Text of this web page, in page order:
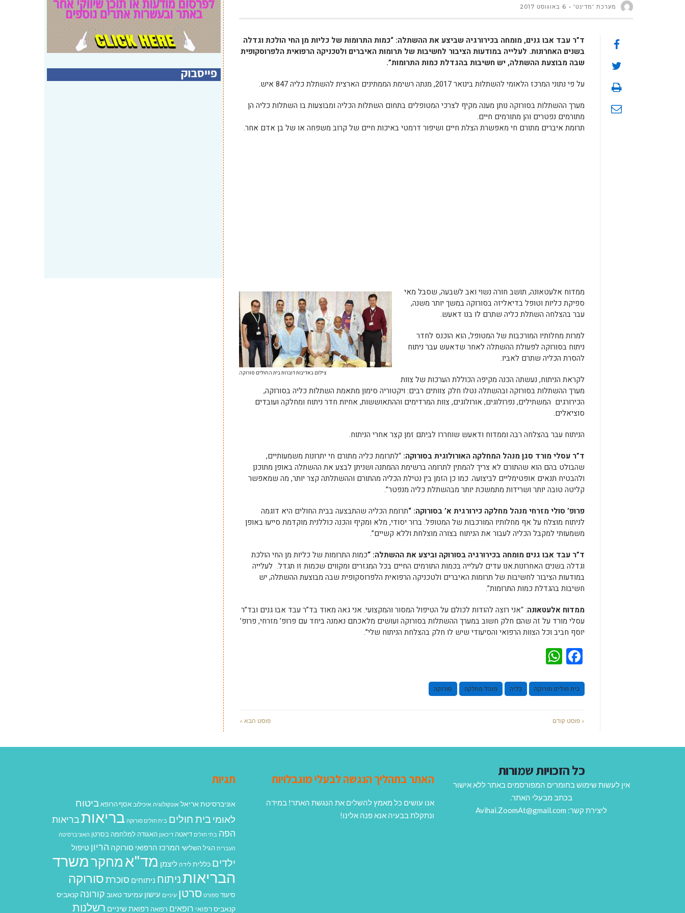
מערכת 'מדינט' 6 באוגוסט 2017
ד”ר עבד אבו גנים, מומחה בכירורגיה שביצע את ההשתלה: “כמות התרומות של כליות מן החי הולכת וגדלה
בשנים האחרונות. לעלייה במודעות הציבור לחשיבות של תרומות האיברים ולטכניקה הרפואית הלפרוסקופית
שבה מבוצעת ההשתלה, יש חשיבות בהגדלת כמות התרומות”.
על פי נתוני המרכז הלאומי להשתלות בינואר 2017, מנתה רשימת הממתינים הארצית להשתלת כליה 847 איש.
מערך ההשתלות בסורוקה נותן מענה מקיף לצרכי המטופלים בתחום השתלות הכליה ומבוצעות בו השתלות כליה הן
מתורמים נפטרים והן מתורמים חיים.
תרומת איברים מתורם חי מאפשרת הצלת חיים ושיפור דרמטי באיכות חיים של קרוב משפחה או של בן אדם אחר.
צילום באדיבות דוברות בית החולים סורוקה
ממדוח אלעטאונה, תושב חורה נשוי ואב לשבעה, שסבל מאי
ספיקת כליות וטופל בדיאליזה בסורוקה במשך יותר משנה,
עבר בהצלחה השתלת כליה שתרם לו בנו דאעש.
למרות מחלותיו המורכבות של המטופל, הוא הוכנס לחדר
ניתוח בסורוקה לפעולת ההשתלה לאחר שדאעש עבר ניתוח
להסרת הכליה שתרם לאביו.
לקראת הניתוח, נעשתה הכנה מקיפה הכוללת הערכות של צוות
מערך ההשתלות בסורוקה ובהשתלה נטלו חלק צוותים רבים: ויקטוריה סימון מתאמת השתלות כליה בסורוקה,
הכירורגים המשתילים, נפרולוגים, אורולוגים, צוות המרדימים וההתאוששות, אחיות חדר ניתוח ומחלקה ועובדים
סוציאלים.
הניתוח עבר בהצלחה רבה וממדוח ודאעש שוחררו לביתם זמן קצר אחרי הניתוח.
ד”ר עסלי מורד סגן מנהל המחלקה האורולוגית בסורוקה: “לתרומת כליה מתורם חי יתרונות משמעותיים,
שהבולט בהם הוא שהתורם לא צריך להמתין לתרומה ברשימת ההמתנה ושניתן לבצע את ההשתלה באופן מתוכנן
ולהבטיח תנאים אופטימליים לביצועה. כמו כן הזמן בין נטילת הכליה מהתורם וההשתלתה קצר יותר, מה שמאפשר
קליטה טובה יותר ושרידות מתמשכת יותר מבהשתלת כליה מנפטר”.
פרופ’ סולי מזרחי מנהל מחלקה כירורגית א’ בסורוקה: “תרומת הכליה שהתבצעה בבית החולים היא דוגמה
לניתוח מוצלח על אף מחלותיו המורכבות של המטופל. ברור יסודי, מלא ומקיף והכנה כוללנית מוקדמת סייעו באופן
משמעותי למקבל הכליה לעבור את הניתוח בצורה מוצלחת וללא קשיים”.
ד”ר עבד אבו גנים מומחה בכירורגיה בסורוקה וביצע את ההשתלה: “כמות התרומות של כליות מן החי הולכת
וגדלה בשנים האחרונות.אנו עדים לעלייה בכמות התורמים החיים בכל המגזרים ומקווים שכמות זו תגדל. לעלייה
במודעות הציבור לחשיבות של תרומות האיברים ולטכניקה הרפואית הלפרוסקופית שבה מבוצעת ההשתלה, יש
חשיבות בהגדלת כמות התרומות”.
ממדוח אלעטאונה: “אני רוצה להודות לכולם על הטיפול המסור והמקצועי. אני גאה מאוד בד”ר עבד אבו גנים ובד”ר
עסלי מורד על זה שהם חלק חשוב במערך ההשתלות בסורוקה ועושים מלאכתם נאמנה ביחד עם פרופ’ מזרחי, פרופ’
יוסף חביב וכל הצוות הרפואי והסיעודי שיש לו חלק בהצלחת הניתוח שלי”.
Facebook
בית חולים סורוקה כליה מנהל מחלקה סורוקה
« פוסט קודם פוסט הבא »
כל הזכויות שמורות
אין לעשות שימוש בחומרים המפורסמים באתר ללא אישור
בכתב מבעלי האתר.
ליצירת קשר: Avihai.ZoomAt@gmail.com
האתר בתהליך הנגשה לבעלי מוגבלויות
אנו עושים כל מאמץ להשלים את הנגשת האתר! במידה
ונתקלת בבעיה אנא פנה אלינו!
תגיות
אוניברסיטת אריאל אונקולוגיה איכילוב אסף הרופא ביטוח
לאומיבית חולים בית חולים סורוקה בריאותבריאות
הפה בתי חולים דיאטה דיכאון האגודה למלחמה בסרטן האוניברסיטה
העברית הגיל השלישי המרכז הרפואי סורוקה הריון טיפול
ילדים כללית לידה ליצמן מד"אמחקרמשרד
הבריאותניתוח ניתוחים סוכרתסורוקה
סיעוד ספורט סרטן עיניים עישון עמיעד טאוב קורונה קנאביס
קנאביס רפואי רופאים רפואה רפואת שיניים רשלנות